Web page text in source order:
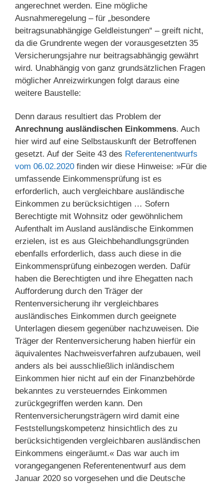
angerechnet werden. Eine mögliche
Ausnahmeregelung – für „besondere
beitragsunabhängige Geldleistungen“ – greift nicht,
da die Grundrente wegen der vorausgesetzten 35
Versicherungsjahre nur beitragsabhängig gewährt
wird. Unabhängig von ganz grundsätzlichen Fragen
möglicher Anreizwirkungen folgt daraus eine
weitere Baustelle:
Denn daraus resultiert das Problem der
Anrechnung ausländischen Einkommens. Auch
hier wird auf eine Selbstauskunft der Betroffenen
gesetzt. Auf der Seite 43 des Referentenentwurfs
vom 06.02.2020 finden wir diese Hinweise: »Für die
umfassende Einkommensprüfung ist es
erforderlich, auch vergleichbare ausländische
Einkommen zu berücksichtigen … Sofern
Berechtigte mit Wohnsitz oder gewöhnlichem
Aufenthalt im Ausland ausländische Einkommen
erzielen, ist es aus Gleichbehandlungsgründen
ebenfalls erforderlich, dass auch diese in die
Einkommensprüfung einbezogen werden. Dafür
haben die Berechtigten und ihre Ehegatten nach
Aufforderung durch den Träger der
Rentenversicherung ihr vergleichbares
ausländisches Einkommen durch geeignete
Unterlagen diesem gegenüber nachzuweisen. Die
Träger der Rentenversicherung haben hierfür ein
äquivalentes Nachweisverfahren aufzubauen, weil
anders als bei ausschließlich inländischem
Einkommen hier nicht auf ein der Finanzbehörde
bekanntes zu versteuerndes Einkommen
zurückgegriffen werden kann. Den
Rentenversicherungsträgern wird damit eine
Feststellungskompetenz hinsichtlich des zu
berücksichtigenden vergleichbaren ausländischen
Einkommens eingeräumt.« Das war auch im
vorangegangenen Referentenentwurf aus dem
Januar 2020 so vorgesehen und die Deutsche